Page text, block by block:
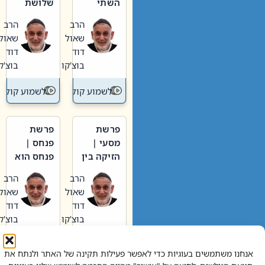
אנחנו משתמשים בעוגיות כדי לאפשר פעילות תקינה של האתר ולנתח את
וערב של
חיינו
הרב
שאול
דוד
בוצ'קו
לשמוע קול תורה – מדרש
האבות
הרב
שאול
דוד
בוצ'קו
לשמוע קול
פרשת
מסעי |
הזיקה בין
הגדול לעם הרב
שאול
דוד
בוצ'קו
לשמוע קול תורה – מדרש
פרשת
פנחס |
פנחס הוא
אליהו: בין
קנאות
הורסת
לקנאות
בונה
הרב
שאול
דוד
בוצ'קו
לשמוע קול